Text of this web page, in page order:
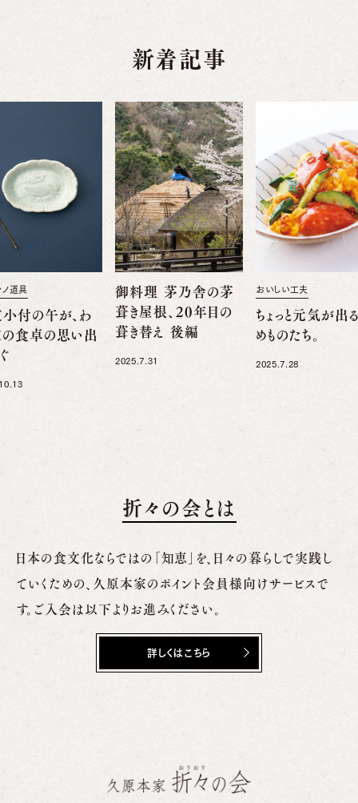
新着記事
道具
付の午が、わ
食卓の思い出
御料理 茅乃舎の茅
葺き屋根、20年目の
葺き替え 後編
2025.7.31
おいしい工夫
ちょっと元気が出
めものたち。
2025.7.28
折々の会とは
日本の食文化ならではの「知恵」を、日々の暮らしで実践し
ていくための、
久原本家のポイント会員様向けサービスで
す。ご入会は以下よりお進みください。
詳しくはこちら